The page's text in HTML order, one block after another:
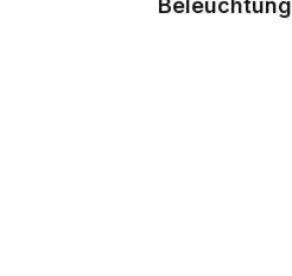
Beleuchtung